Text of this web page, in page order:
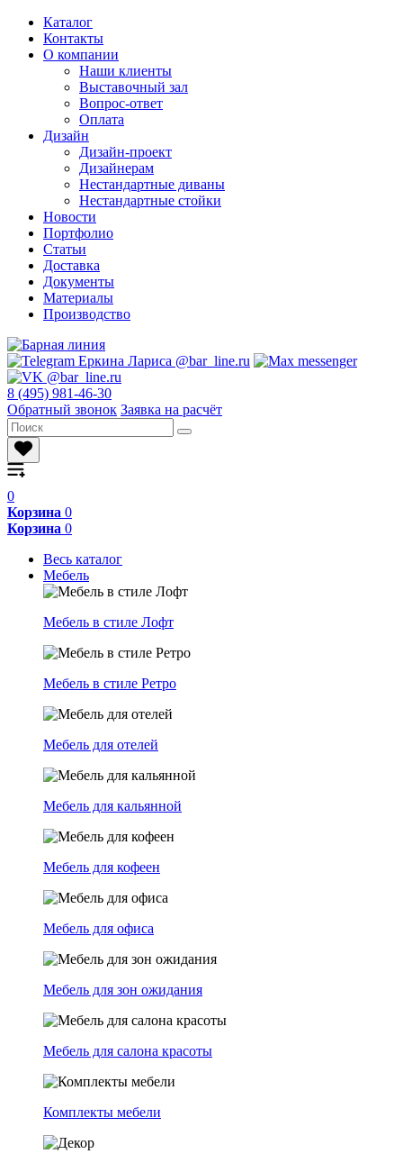
Каталог
Контакты
О компании
Наши клиенты
Выставочный зал
Вопрос-ответ
Оплата
Дизайн
Дизайн-проект
Дизайнерам
Нестандартные диваны
Нестандартные стойки
Новости
Портфолио
Статьи
Доставка
Документы
Материалы
Производство
8 (495) 981-46-30
Обратный звонок Заявка на расчёт
0
Корзина 0
Корзина 0
Весь каталог
Мебель
Мебель в стиле Лофт
Мебель в стиле Ретро
Мебель для отелей
Мебель для кальянной
Мебель для кофеен
Мебель для офиса
Мебель для зон ожидания
Мебель для салона красоты
Комплекты мебели